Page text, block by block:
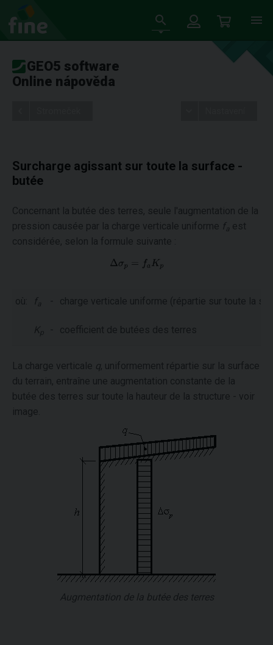
GEO5 software
Online nápověda
Surcharge agissant sur toute la surface -
butée
Concernant la butée des terres, seule l'augmentation de la
pression causée par la charge verticale uniforme fa est
considérée, selon la formule suivante :
où: f a - charge verticale uniforme (répartie sur toute la
Kp - coefficient de butées des terres
La charge verticale q, uniformement répartie sur la surface
du terrain, entraîne une augmentation constante de la
butée des terres sur toute la hauteur de la structure - voir
image.
Augmentation de la butée des terres